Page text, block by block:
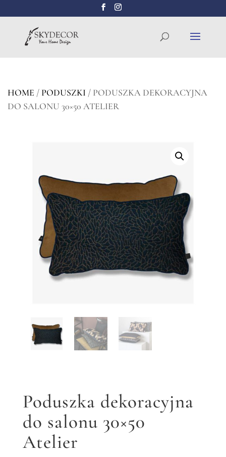
HOME / PODUSZKI / PODUSZKA DEKORACYJNA
DO SALONU 30×50 ATELIER
Poduszka dekoracyjna
do salonu 30×50
Atelier